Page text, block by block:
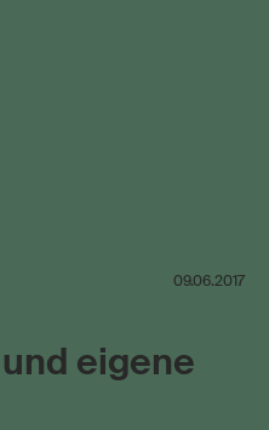
09.06.2017
eigene